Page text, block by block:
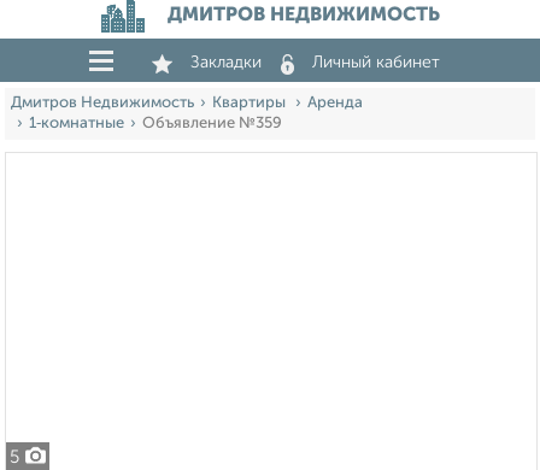
ДМИТРОВ НЕДВИЖИМОСТЬ
Закладки Личный кабинет
Дмитров Недвижимость Квартиры
Аренда
1‑комнатные
Объявление №359
5